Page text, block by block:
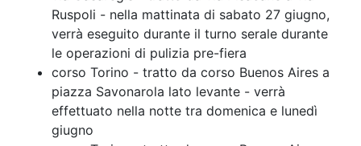
Ruspoli - nella mattinata di sabato 27 giugno,
verrà eseguito durante il turno serale durante
le operazioni di pulizia pre-fiera
corso Torino - tratto da corso Buenos Aires a
piazza Savonarola lato levante - verrà
effettuato nella notte tra domenica e lunedì
giugno